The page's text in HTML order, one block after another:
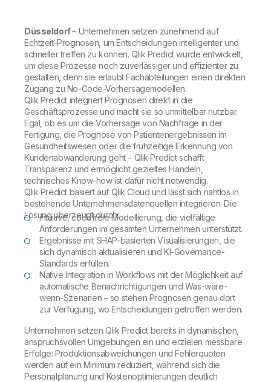
Talend
Düsseldorf– Unternehmen setzen zunehmend auf
Echtzeit-Prognosen, um Entscheidungen intelligenter und
schneller treffen zu können. Qlik Predict wurde entwickelt,
um diese Prozesse noch zuverlässiger und effizienter zu
gestalten, denn sie erlaubt Fachabteilungen einen direkten
Zugang zu No-Code-Vorhersagemodellen.
Qlik Predict integriert Prognosen direkt in die
Geschäftsprozesse und macht sie so unmittelbar nutzbar.
Egal, ob es um die Vorhersage von Nachfrage in der
Fertigung, die Prognose von Patientenergebnissen im
Gesundheitswesen oder die frühzeitige Erkennung von
Kundenabwanderung geht – Qlik Predict schafft
Transparenz und ermöglicht gezieltes Handeln,
technisches Know-how ist dafür nicht notwendig.
Qlik Predict basiert auf Qlik Cloud und lässt sich nahtlos in
bestehende Unternehmensdatenquellen integrieren. Die
Lösung überzeugt durch:
intuitive, codefreie Modellierung, die vielfältige
Anforderungen im gesamten Unternehmen unterstützt.
Ergebnisse mit SHAP-basierten Visualisierungen, die
sich dynamisch aktualisieren und KI-Governance-
Standards erfüllen.
Native Integration in Workflows mit der Möglichkeit auf
automatische Benachrichtigungen und Was-wäre-
wenn-Szenarien – so stehen Prognosen genau dort
zur Verfügung, wo Entscheidungen getroffen werden.
Unternehmen setzen Qlik Predict bereits in dynamischen,
anspruchsvollen Umgebungen ein und erzielen messbare
Erfolge: Produktionsabweichungen und Fehlerquoten
werden auf ein Minimum reduziert, während sich die
Personalplanung und Kostenoptimierungen deutlich